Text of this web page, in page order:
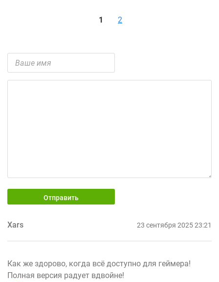
1 2
Отправить
Xars 23 сентября 2025 23:21
Как же здорово, когда всё доступно для геймера!
Полная версия радует вдвойне!